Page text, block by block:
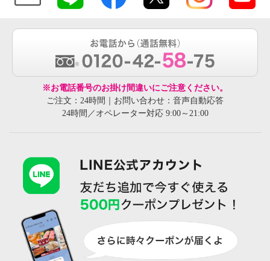
※お電話番号のお掛け間違いにご注意ください。
ご注文：24時間｜お問い合わせ：音声自動応答
24時間／オペレーター対応 9:00～21:00